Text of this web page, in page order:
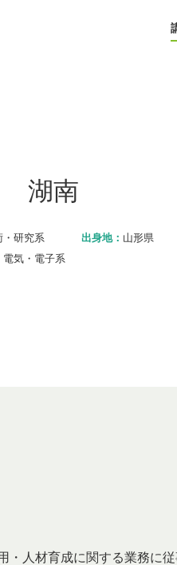
湖南
・研究系 出身地： 山形県
電気・電子系
・人材育成に関する業務に